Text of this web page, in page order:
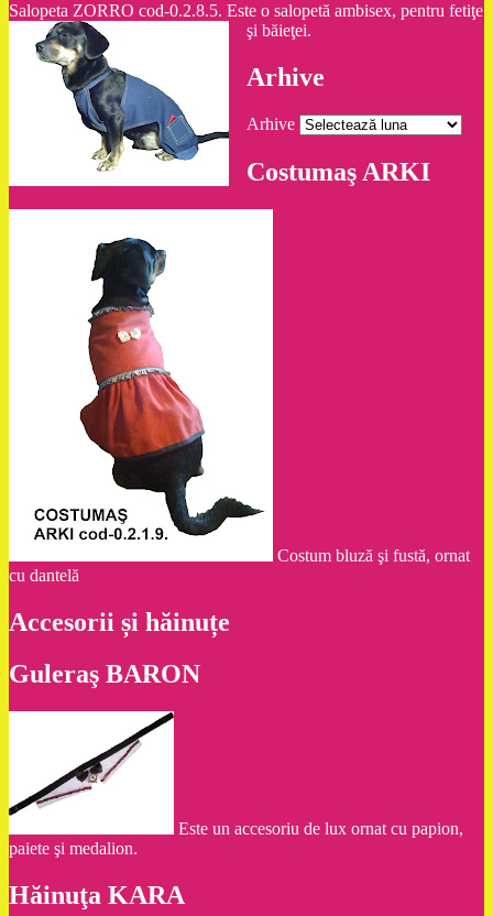
Salopeta ZORRO cod-0.2.8.5. Este o salopetă ambisex, pentru fetiţe
şi băieţei.
Arhive
Arhive
Costumaş ARKI
Costum bluză şi fustă, ornat
cu dantelă
Accesorii și hăinuțe
Guleraş BARON
Este un accesoriu de lux ornat cu papion,
paiete şi medalion.
Hăinuţa KARA